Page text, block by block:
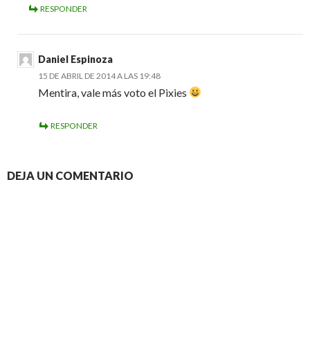
RESPONDER
Daniel Espinoza
15 DE ABRIL DE 2014 A LAS 19:48
Mentira, vale más voto el Pixies
RESPONDER
DEJA UN COMENTARIO